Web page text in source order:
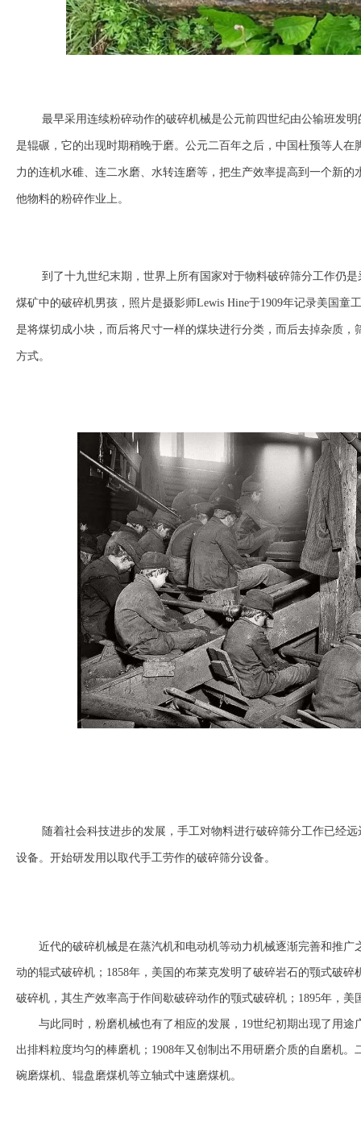
最早采用连续粉碎动作的破碎机械是公元前四世纪由公输班发
是辊碾，它的出现时期稍晚于磨。公元二百年之后，中国杜预等人
力的连机水碓、连二水磨、水转连磨等，把生产效率提高到一个新
他物料的粉碎作业上。
到了十九世纪末期，世界上所有国家对于物料破碎筛分工作仍
煤矿中的破碎机男孩，照片是摄影师Lewis Hine于1909年记录美国童
是将煤切成小块，而后将尺寸一样的煤块进行分类，而后去掉杂质
方式。
随着社会科技进步的发展，手工对物料进行破碎筛分工作已经
设备。开始研发用以取代手工劳作的破碎筛分设备。
近代的破碎机械是在蒸汽机和电动机等动力机械逐渐完善和推广
动的辊式破碎机；1858年，美国的布莱克发明了破碎岩石的颚式破
破碎机，其生产效率高于作间歇破碎动作的颚式破碎机；1895年，
与此同时，粉磨机械也有了相应的发展，19世纪初期出现了用
出排料粒度均匀的棒磨机；1908年又创制出不用研磨介质的自磨机
碗磨煤机、辊盘磨煤机等立轴式中速磨煤机。